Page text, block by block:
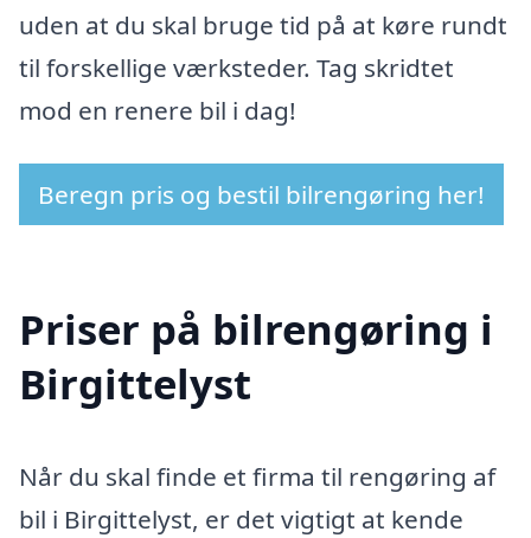
uden at du skal bruge tid på at køre rundt
til forskellige værksteder. Tag skridtet
mod en renere bil i dag!
Beregn pris og bestil bilrengøring her!
Priser på bilrengøring i
Birgittelyst
Når du skal finde et firma til rengøring af
bil i Birgittelyst, er det vigtigt at kende